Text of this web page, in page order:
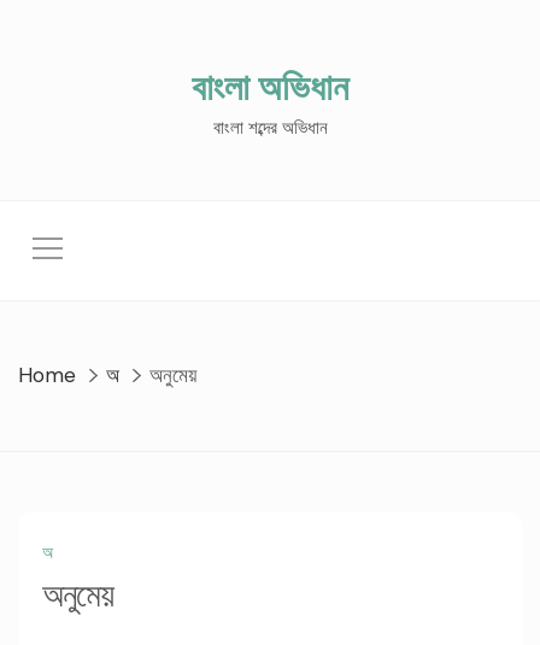
বাংলা অভিধান
বাংলা শব্দের অভিধান
Home অ অনুমেয়
অ
অনুমেয়